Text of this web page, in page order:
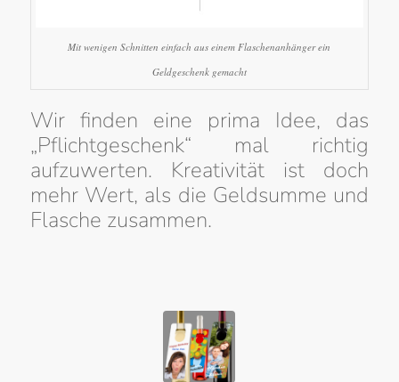
Mit wenigen Schnitten einfach aus einem Flaschenanhänger ein
Geldgeschenk gemacht
Wir finden eine prima Idee, das
„Pflichtgeschenk“ mal richtig
aufzuwerten. Kreativität ist doch
mehr Wert, als die Geldsumme und
Flasche zusammen.